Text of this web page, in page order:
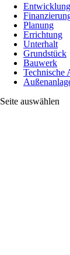
Entwicklung
Planung
Errichtung
Unterhalt
Grundstück
Bauwerk
Technische
Seite auswählen